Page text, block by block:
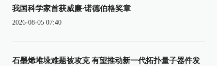
我国科学家首获威廉·诺德伯格奖章
2026-08-05 07:40
石墨烯堆垛难题被攻克 有望推动新一代拓扑量子器件发